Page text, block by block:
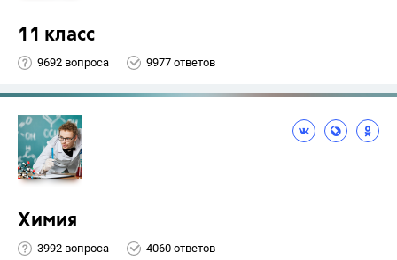
11 класс
9692 вопроса 9977 ответов
Химия
3992 вопроса 4060 ответов